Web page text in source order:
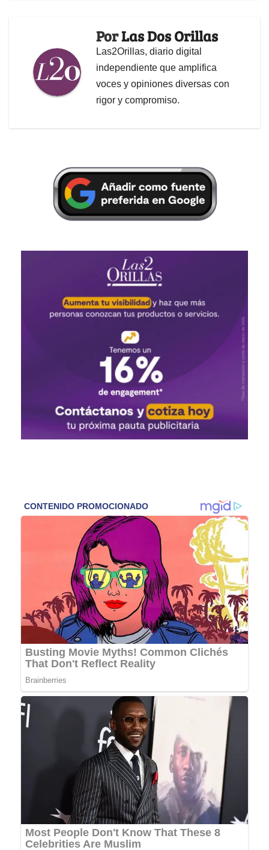
PorLas Dos Orillas
Las2Orillas, diario digital
independiente que amplifica
voces y opiniones diversas con
rigor y compromiso.